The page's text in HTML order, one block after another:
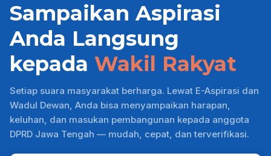
Sampaikan Aspirasi
Anda Langsung
kepada Wakil Rakyat
Setiap suara masyarakat berharga. Lewat E-Aspirasi dan
Wadul Dewan, Anda bisa menyampaikan harapan,
keluhan, dan masukan pembangunan kepada anggota
DPRD Jawa Tengah — mudah, cepat, dan terverifikasi.